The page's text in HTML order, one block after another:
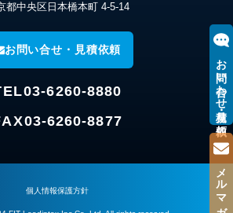
都中央区日本橋本町 4-5-14
お問い合せ・見積依頼
03-6260-8880
03-6260-8877
個人情報保護方針
お問い合わせ・見積り依頼
メルマガ登録